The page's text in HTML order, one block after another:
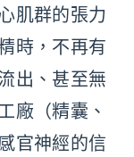
肌群的張力
時，不再有
出、甚至無
廠（精囊、
官神經的信